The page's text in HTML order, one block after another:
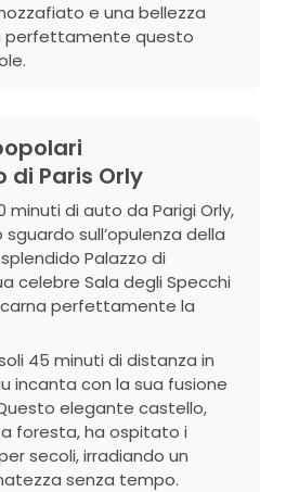
e una bellezza
perfettamente questo
Paris Orly
minuti di auto da Parigi Orly,
sull’opulenza della
Palazzo di
celebre Sala degli Specchi
perfettamente la
45 minuti di distanza in
incanta con la sua fusione
elegante castello,
foresta, ha ospitato i
secoli, irradiando un
senza tempo.